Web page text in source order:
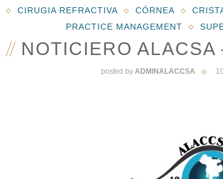
CIRUGIA REFRACTIVA CÓRNEA
PRACTICE MANAGEMENT
NOTICIERO
posted by ADMINALACCSA